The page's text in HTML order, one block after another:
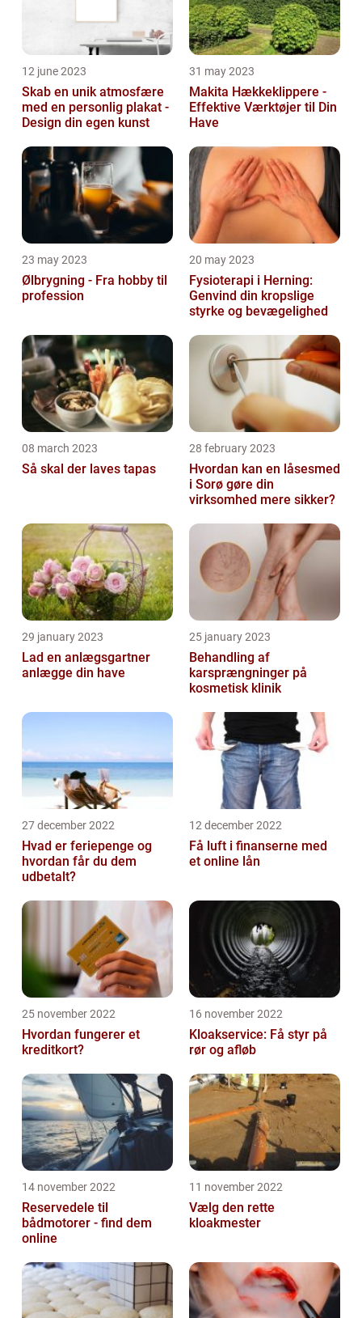
12 june 2023
Skab en unik atmosfære
med en personlig plakat -
Design din egen kunst
31 may 2023
Makita Hækkeklippere -
Effektive Værktøjer til Din
Have
23 may 2023
Ølbrygning - Fra hobby til
profession
20 may 2023
Fysioterapi i Herning:
Genvind din kropslige
styrke og bevægelighed
08 march 2023
Så skal der laves tapas
28 february 2023
Hvordan kan en låsesmed
i Sorø gøre din
virksomhed mere sikker?
29 january 2023
Lad en anlægsgartner
anlægge din have
25 january 2023
Behandling af
karsprængninger på
kosmetisk klinik
27 december 2022
Hvad er feriepenge og
hvordan får du dem
udbetalt?
12 december 2022
Få luft i finanserne med
et online lån
25 november 2022
Hvordan fungerer et
kreditkort?
16 november 2022
Kloakservice: Få styr på
rør og afløb
14 november 2022
Reservedele til
bådmotorer - find dem
online
11 november 2022
Vælg den rette
kloakmester